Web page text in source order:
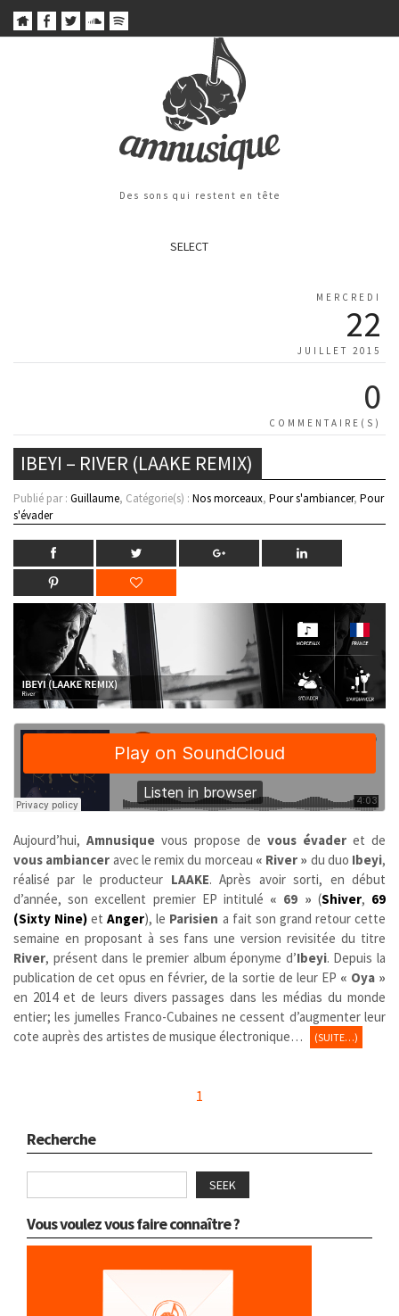
Des sons qui restent en tête
SELECT
MERCREDI
22
JUILLET 2015
0
COMMENTAIRE(S)
IBEYI – RIVER (LAAKE REMIX)
Publié par : Guillaume, Catégorie(s) : Nos morceaux, Pour s'ambiancer, Pour
s'évader
Aujourd’hui, Amnusique vous propose de vous évader et de
vous ambiancer avec le remix du morceau « River » du duo Ibeyi,
réalisé par le producteur LAAKE. Après avoir sorti, en début
d’année, son excellent premier EP intitulé « 69 » (Shiver, 69
(Sixty Nine) etAnger), le Parisien a fait son grand retour cette
semaine en proposant à ses fans une version revisitée du titre
River, présent dans le premier album éponyme d’Ibeyi. Depuis la
publication de cet opus en février, de la sortie de leur EP « Oya »
en 2014 et de leurs divers passages dans les médias du monde
entier; les jumelles Franco-Cubaines ne cessent d’augmenter leur
cote auprès des artistes de musique électronique…
(SUITE…)
1
Recherche
SEEK
Vous voulez vous faire connaître ?